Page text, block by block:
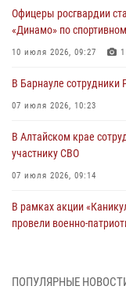
Офицеры росгвардии
«Динамо» по
10 июля 2026, 09:27 1
В Барнауле сотрудники
07 июля 2026, 10:23
В Алтайском крае
участнику СВО
07 июля 2026, 09:14
В рамках акции
провели военно-
ПОПУЛЯРНЫЕ